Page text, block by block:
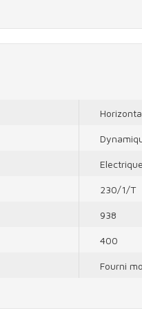
Electrique
230/1/T
938
400
Fourni